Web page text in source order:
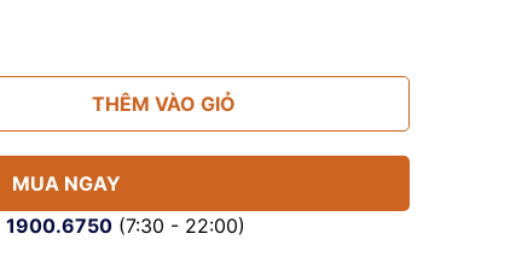
THÊM VÀO GIỎ
MUA NGAY
1900.6750 (7:30 - 22:00)